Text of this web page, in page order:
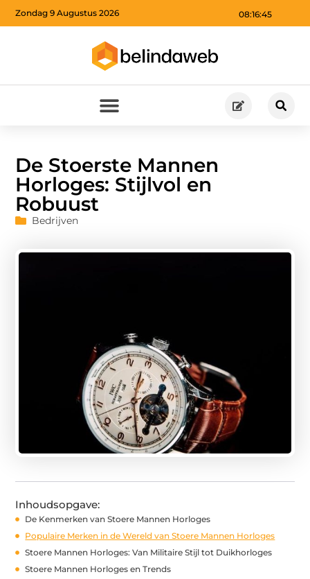
08:16:46
Zondag 9 Augustus 2026
De Stoerste Mannen
Horloges: Stijlvol en
Robuust
Bedrijven
Inhoudsopgave:
De Kenmerken van Stoere Mannen Horloges
Populaire Merken in de Wereld van Stoere Mannen Horloges
Stoere Mannen Horloges: Van Militaire Stijl tot Duikhorloges
Stoere Mannen Horloges en Trends